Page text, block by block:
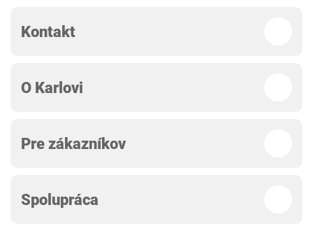
Kontakt
O Karlovi
Pre zákazníkov
Spolupráca